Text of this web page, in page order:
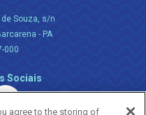
Souza, s/n
- PA
000
Sociais
agree to the storing of